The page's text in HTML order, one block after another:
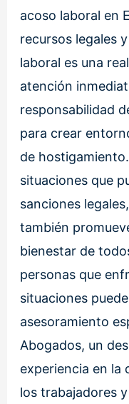
acoso laboral en
recursos legales
laboral es una
atención
responsabilidad
para crear
de
situaciones que
sanciones
también
bienestar de
personas que
situaciones
asesoramiento
Abogados, un
experiencia en la
los trabajadores